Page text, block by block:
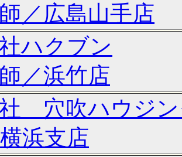
／広島山手店
ハクブン
／浜竹店
穴吹ハウジン
浜支店